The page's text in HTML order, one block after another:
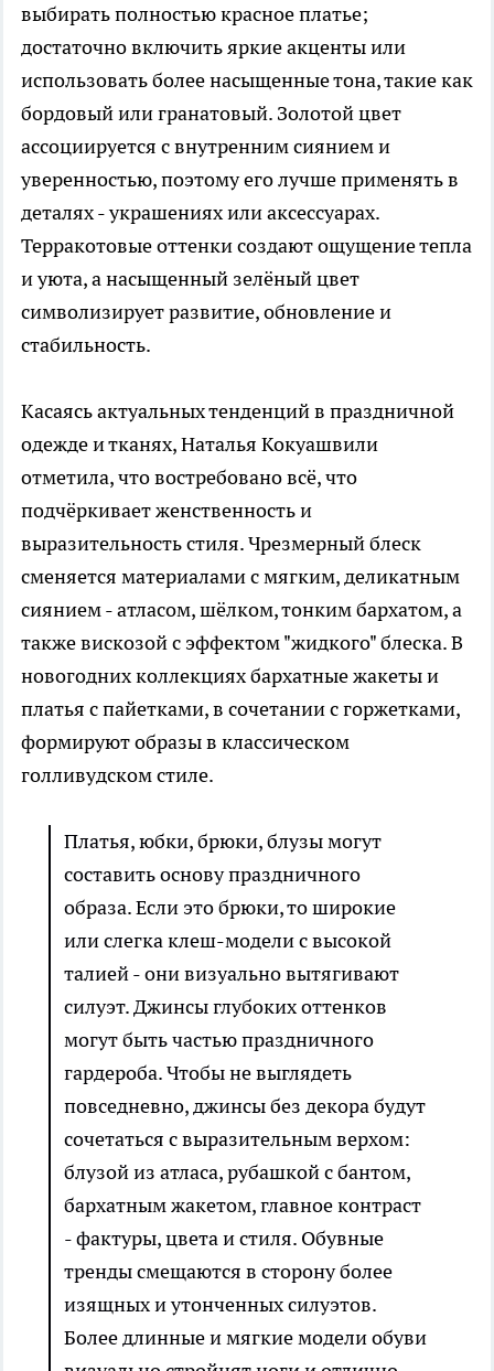
выбирать полностью красное платье;
достаточно включить яркие акценты или
использовать более насыщенные тона, такие как
бордовый или гранатовый. Золотой цвет
ассоциируется с внутренним сиянием и
уверенностью, поэтому его лучше применять в
деталях - украшениях или аксессуарах.
Терракотовые оттенки создают ощущение тепла
и уюта, а насыщенный зелёный цвет
символизирует развитие, обновление и
стабильность.
Касаясь актуальных тенденций в праздничной
одежде и тканях, Наталья Кокуашвили
отметила, что востребовано всё, что
подчёркивает женственность и
выразительность стиля. Чрезмерный блеск
сменяется материалами с мягким, деликатным
сиянием - атласом, шёлком, тонким бархатом, а
также вискозой с эффектом "жидкого" блеска. В
новогодних коллекциях бархатные жакеты и
платья с пайетками, в сочетании с горжетками,
формируют образы в классическом
голливудском стиле.
Платья, юбки, брюки, блузы могут
составить основу праздничного
образа. Если это брюки, то широкие
или слегка клеш-модели с высокой
талией - они визуально вытягивают
силуэт. Джинсы глубоких оттенков
могут быть частью праздничного
гардероба. Чтобы не выглядеть
повседневно, джинсы без декора будут
сочетаться с выразительным верхом:
блузой из атласа, рубашкой с бантом,
бархатным жакетом, главное контраст
- фактуры, цвета и стиля. Обувные
тренды смещаются в сторону более
изящных и утонченных силуэтов.
Более длинные и мягкие модели обуви